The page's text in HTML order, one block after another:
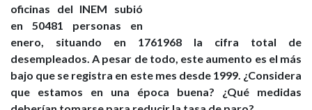
oficinas del INEM subió
en 50481 personas en
enero, situando en 1761968 la cifra total de
desempleados. A pesar de todo, este aumento es el más
bajo que se registra en este mes desde 1999. ¿Considera
que estamos en una época buena? ¿Qué medidas